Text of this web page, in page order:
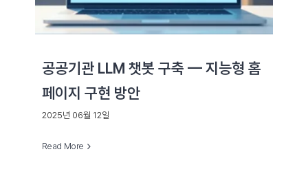
공공기관 LLM 챗봇 구축 — 지능형 홈
페이지 구현 방안
2025년 06월 12일
Read More